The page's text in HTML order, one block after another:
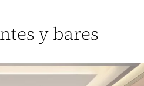
y bares